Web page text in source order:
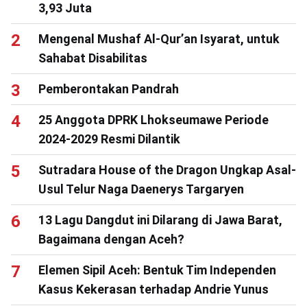
3,93 Juta
Mengenal Mushaf Al-Qur’an Isyarat, untuk
Sahabat Disabilitas
Pemberontakan Pandrah
25 Anggota DPRK Lhokseumawe Periode
2024-2029 Resmi Dilantik
Sutradara House of the Dragon Ungkap Asal-
Usul Telur Naga Daenerys Targaryen
13 Lagu Dangdut ini Dilarang di Jawa Barat,
Bagaimana dengan Aceh?
Elemen Sipil Aceh: Bentuk Tim Independen
Kasus Kekerasan terhadap Andrie Yunus